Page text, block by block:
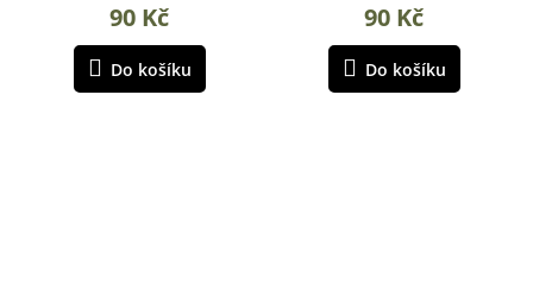
90 Kč
Do košíku
90 Kč
Do košíku